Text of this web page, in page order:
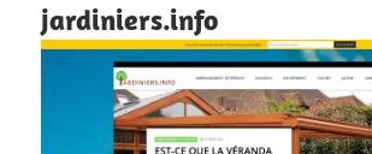
jardiniers.info